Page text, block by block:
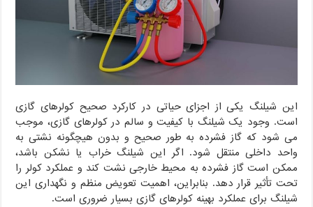
این شیلنگ یکی از اجزای حیاتی در کارکرد صحیح کولرهای گازی
است. وجود یک شیلنگ با کیفیت و سالم در کولرهای گازی، موجب
می شود که گاز فشرده به طور صحیح و بدون هیچگونه نشتی به
واحد داخلی منتقل شود. اگر این شیلنگ خراب یا نشکن باشد،
ممکن است گاز فشرده به محیط خارجی نشت کند و عملکرد کولر را
تحت تأثیر قرار دهد. بنابراین، اهمیت تعویض منظم و نگهداری این
شیلنگ برای عملکرد بهینه کولرهای گازی بسیار ضروری است.